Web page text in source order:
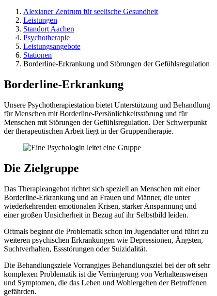
Alexianer Zentrum für seelische Gesundheit
Leistungen
Standort Aachen
Psychotherapie
Leistungsangebote
Stationen
Borderline-Erkrankung und Störungen der Gefühlsregulation
Borderline-Erkrankung
Unsere Psychotherapiestation bietet Unterstützung und Behandlung
für Menschen mit Borderline-Persönlichkeitsstörung und für
Menschen mit Störungen der Gefühlsregulation. Der Schwerpunkt
der therapeutischen Arbeit liegt in der Gruppentherapie.
Die Zielgruppe
Das Therapieangebot richtet sich speziell an Menschen mit einer
Borderline-Erkrankung und an Frauen und Männer, die unter
wiederkehrenden emotionalen Krisen, starker Anspannung und
einer großen Unsicherheit in Bezug auf ihr Selbstbild leiden.
Oftmals beginnt die Problematik schon im Jugendalter und führt zu
weiteren psychischen Erkrankungen wie Depressionen, Ängsten,
Suchtverhalten, Essstörungen oder Suizidalität.
Die Behandlungsziele Vorrangiges Behandlungsziel bei der oft sehr
komplexen Problematik ist die Verringerung von Verhaltensweisen
und Symptomen, die das Leben und Wohlergehen der Betroffenen
gefährden.